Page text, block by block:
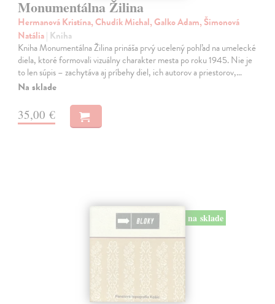
Monumentálna Žilina
Hermanová Kristína, Chudík Michal, Galko Adam, Šimonová
Natália| Kniha
Kniha Monumentálna Žilina prináša prvý ucelený pohľad na umelecké
diela, ktoré formovali vizuálny charakter mesta po roku 1945. Nie je
to len súpis – zachytáva aj príbehy diel, ich autorov a priestorov,…
Na sklade
35,00 €
na sklade